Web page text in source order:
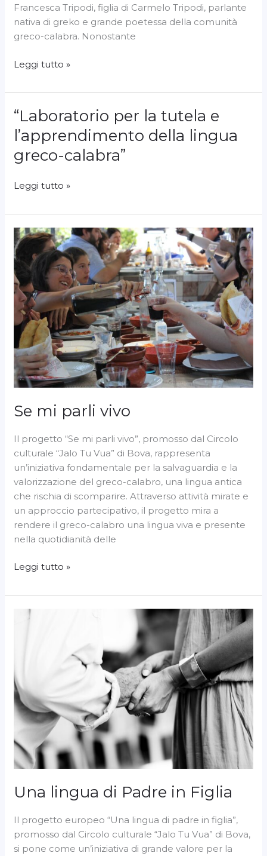
Francesca Tripodi, figlia di Carmelo Tripodi, parlante
nativa di greko e grande poetessa della comunità
greco-calabra. Nonostante
Leggi tutto »
“Laboratorio per la tutela e
l’apprendimento della lingua
greco-calabra”
“Laboratorio
per
la
tutela
l’apprendimento
lingua
greco-
calabra”
Leggi tutto »
Se mi parli vivo
Il progetto “Se mi parli vivo”, promosso dal Circolo
culturale “Jalo Tu Vua” di Bova, rappresenta
un’iniziativa fondamentale per la salvaguardia e la
valorizzazione del greco-calabro, una lingua antica
che rischia di scomparire. Attraverso attività mirate e
un approccio partecipativo, il progetto mira a
rendere il greco-calabro una lingua viva e presente
nella quotidianità delle
Se
mi
parli
vivo
Leggi tutto »
Una lingua di Padre in Figlia
Il progetto europeo “Una lingua di padre in figlia”,
promosso dal Circolo culturale “Jalo Tu Vua” di Bova,
si pone come un’iniziativa di grande valore per la
Una
in
Figlia